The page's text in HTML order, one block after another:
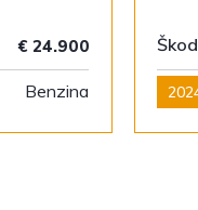
€ 24.900
Benzina